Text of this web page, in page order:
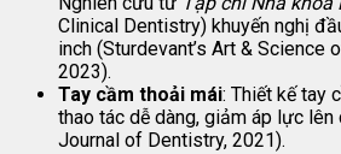
Clinical Dentistry) khuyến nghị
inch (Sturdevant’s Art & Science
2023).
Tay cầm thoải mái: Thiết kế tay
thao tác dễ dàng, giảm áp lực lên
Journal of Dentistry, 2021).